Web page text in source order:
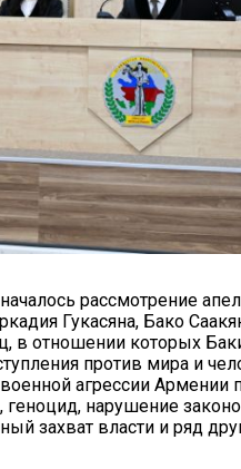
рассмотрение
Гукасяна, Бако
в отношении которых
против мира и
агрессии
нарушение
захват власти и ряд